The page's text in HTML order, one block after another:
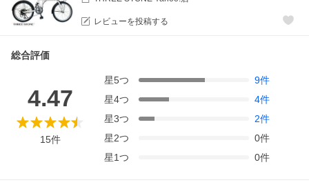
レビューを投稿する
総合評価
4.47
15件
星5つ 9件
星4つ 4件
星3つ 2件
星2つ 0件
星1つ 0件